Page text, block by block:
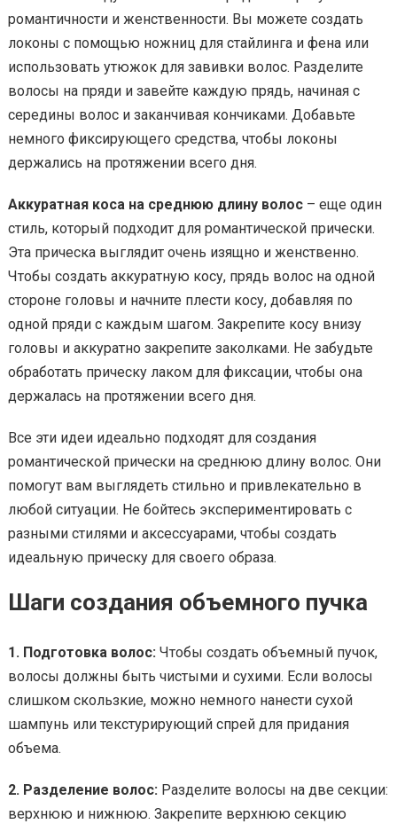
романтичности и женственности. Вы можете создать
локоны с помощью ножниц для стайлинга и фена или
использовать утюжок для завивки волос. Разделите
волосы на пряди и завейте каждую прядь, начиная с
середины волос и заканчивая кончиками. Добавьте
немного фиксирующего средства, чтобы локоны
держались на протяжении всего дня.
Аккуратная коса на среднюю длину волос– еще один
стиль, который подходит для романтической прически.
Эта прическа выглядит очень изящно и женственно.
Чтобы создать аккуратную косу, прядь волос на одной
стороне головы и начните плести косу, добавляя по
одной пряди с каждым шагом. Закрепите косу внизу
головы и аккуратно закрепите заколками. Не забудьте
обработать прическу лаком для фиксации, чтобы она
держалась на протяжении всего дня.
Все эти идеи идеально подходят для создания
романтической прически на среднюю длину волос. Они
помогут вам выглядеть стильно и привлекательно в
любой ситуации. Не бойтесь экспериментировать с
разными стилями и аксессуарами, чтобы создать
идеальную прическу для своего образа.
Шаги создания объемного пучка
1. Подготовка волос:Чтобы создать объемный пучок,
волосы должны быть чистыми и сухими. Если волосы
слишком скользкие, можно немного нанести сухой
шампунь или текстурирующий спрей для придания
объема.
2. Разделение волос:Разделите волосы на две секции:
верхнюю и нижнюю. Закрепите верхнюю секцию